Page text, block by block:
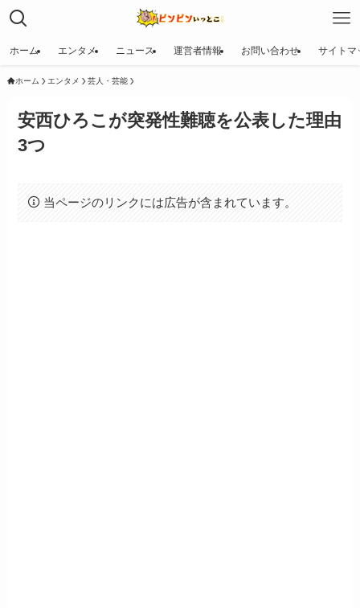
ホーム エンタメ ニュース 運営者情報 お問い合わせ サイトマ
ホーム エンタメ 芸人・芸能
安西ひろこが突発性難聴を公表した理由
3つ
当ページのリンクには広告が含まれています。